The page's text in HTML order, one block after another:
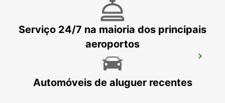
Serviço 24/7 na maioria dos principais
aeroportos
Automóveis de aluguer recentes